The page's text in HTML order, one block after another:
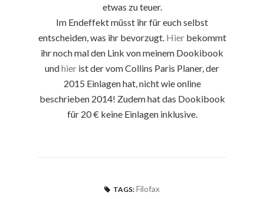
etwas zu teuer.
Im Endeffekt müsst ihr für euch selbst
entscheiden, was ihr bevorzugt. Hierbekommt
ihr noch mal den Link von meinem Dookibook
undhier ist der vom Collins Paris Planer, der
2015 Einlagen hat, nicht wie online
beschrieben 2014! Zudem hat das Dookibook
für 20 € keine Einlagen inklusive.
TAGS: Filofax